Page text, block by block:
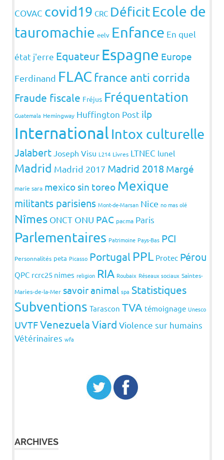
COVAC covid19 CRC DéficitEcole de
tauromachie eelv Enfance En quel
état j'erre Equateur Espagne Europe
Ferdinand FLAC france anti corrida
Fraude fiscale Fréjus Fréquentation
Guatemala Hemingway Huffington Post ilp
International Intox culturelle
Jalabert Joseph Visu L214 Livres LTNEC lunel
Madrid Madrid 2017 Madrid 2018 Margé
marie sara mexico sin toreo Mexique
militants parisiens Mont-de-Marsan Nice no mas olé
Nîmes ONCT ONU PAC pacma Paris
Parlementaires Patrimoine Pays-Bas PCI
Personnalités peta Picasso Portugal PPL Protec Pérou
QPC rcrc25 nimes religion RIA Roubaix Réseaux sociaux Saintes-
Maries-de-la-Mer savoir animal spa Statistiques
Subventions Tarascon TVA témoignage Unesco
UVTFVenezuelaViard Violence sur humains
Vétérinaires wfa
ARCHIVES